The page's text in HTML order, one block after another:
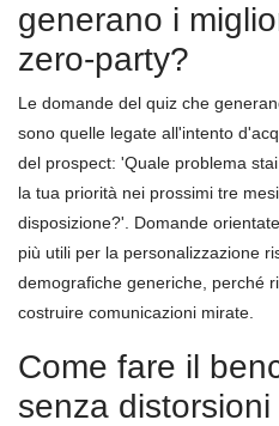
generano i
zero-party?
Le domande del quiz che
sono quelle legate all'intento
del prospect: 'Quale problema
la tua priorità nei prossimi tre
disposizione?'. Domande
più utili per la personalizzazione
demografiche generiche, perché
costruire comunicazioni mirate.
Come fare il
senza